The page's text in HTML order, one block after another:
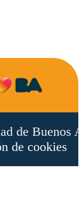
de Buenos
de cookies